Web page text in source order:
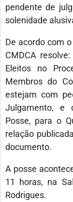
pendente de
solenidade
De acordo com
CMDCA
Eleitos no
Membros do
estejam com
Julgamento, e
Posse, para o
relação
documento.
A posse
11 horas, na
Rodrigues.